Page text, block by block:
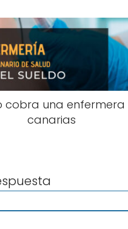
cobra una enfermera
canarias